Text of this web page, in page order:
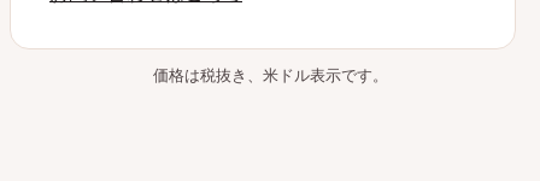
価格は税抜き、米ドル表示です。